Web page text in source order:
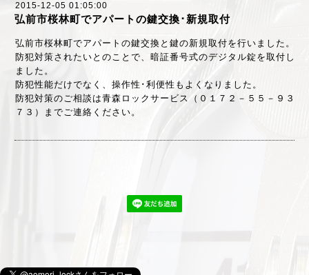
2015-12-05 01:05:00
弘前市桜林町でアパートの鍵交換･新規取付
弘前市桜林町でアパートの鍵交換と鍵の新規取付を行いました。
防犯対策されたいとのことで、暗証番号式のデジタル錠を取付し
ました。
防犯性能だけでなく、操作性･利便性もよくなりました。
防犯対策のご相談は青森ロックサービス（０１７２－５５－９３
７３）までご連絡ください。